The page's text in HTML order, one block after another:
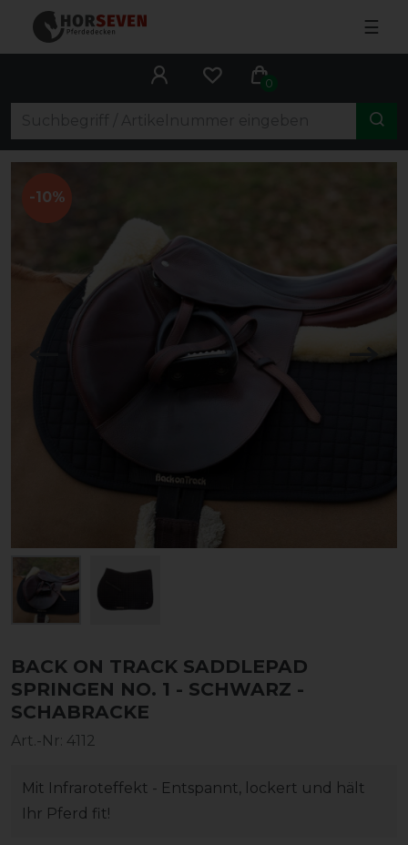
☰
0
-10%
BACK ON TRACK SADDLEPAD
SPRINGEN NO. 1 - SCHWARZ -
SCHABRACKE
Art.-Nr: 4112
Mit Infraroteffekt - Entspannt, lockert und hält
Ihr Pferd fit!